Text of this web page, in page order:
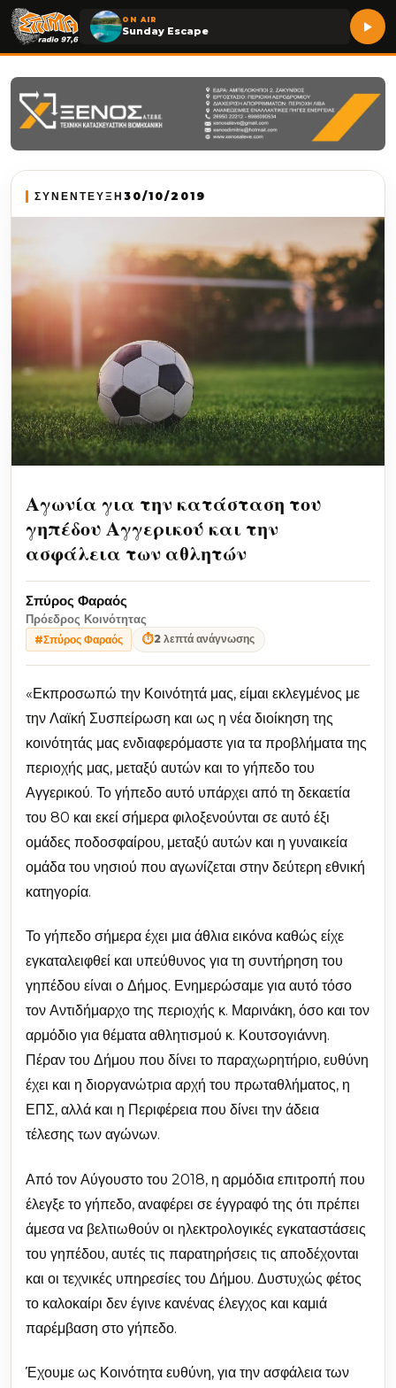
ON AIR
Sunday Escape
ΣΥΝΕΝΤΕΥΞΗ 30/10/2019
Αγωνία για την κατάσταση του
γηπέδου Αγγερικού και την
ασφάλεια των αθλητών
Σπύρος Φαραός
Πρόεδρος Κοινότητας
#Σπύρος Φαραός ⏱2 λεπτά ανάγνωσης
«Εκπροσωπώ την Κοινότητά μας, είμαι εκλεγμένος με
την Λαϊκή Συσπείρωση και ως η νέα διοίκηση της
κοινότητάς μας ενδιαφερόμαστε για τα προβλήματα της
περιοχής μας, μεταξύ αυτών και το γήπεδο του
Αγγερικού. Το γήπεδο αυτό υπάρχει από τη δεκαετία
του 80 και εκεί σήμερα φιλοξενούνται σε αυτό έξι
ομάδες ποδοσφαίρου, μεταξύ αυτών και η γυναικεία
ομάδα του νησιού που αγωνίζεται στην δεύτερη εθνική
κατηγορία.
Το γήπεδο σήμερα έχει μια άθλια εικόνα καθώς είχε
εγκαταλειφθεί και υπεύθυνος για τη συντήρηση του
γηπέδου είναι ο Δήμος. Ενημερώσαμε για αυτό τόσο
τον Αντιδήμαρχο της περιοχής κ. Μαρινάκη, όσο και τον
αρμόδιο για θέματα αθλητισμού κ. Κουτσογιάννη.
Πέραν του Δήμου που δίνει το παραχωρητήριο, ευθύνη
έχει και η διοργανώτρια αρχή του πρωταθλήματος, η
ΕΠΣ, αλλά και η Περιφέρεια που δίνει την άδεια
τέλεσης των αγώνων.
Από τον Αύγουστο του 2018, η αρμόδια επιτροπή που
έλεγξε το γήπεδο, αναφέρει σε έγγραφό της ότι πρέπει
άμεσα να βελτιωθούν οι ηλεκτρολογικές εγκαταστάσεις
του γηπέδου, αυτές τις παρατηρήσεις τις αποδέχονται
και οι τεχνικές υπηρεσίες του Δήμου. Δυστυχώς φέτος
το καλοκαίρι δεν έγινε κανένας έλεγχος και καμιά
παρέμβαση στο γήπεδο.
Έχουμε ως Κοινότητα ευθύνη, για την ασφάλεια των